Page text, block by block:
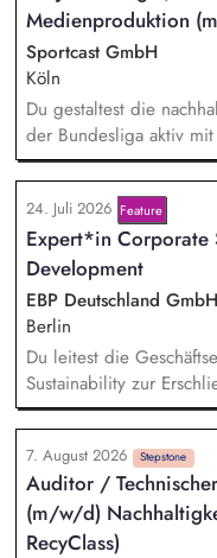
uns auf Messen,
Bildungsbereich und
Deutschland zu
Medienproduktion
Sportcast GmbH
Köln
Du gestaltest die
der Bundesliga aktiv
Reduzierung von
Evaluierung von
Produktionskonzepten
Durchführung einer
USV-Stromversorgung
externer Stakeholder.
24. Juli 2026 Feature
Expert*in Corporate
Development
EBP Deutschland GmbH
Berlin
Du leitest die
Sustainability zur
Entwicklung von
mit einem bestehenden
dieses gemeinsam mit
Zu Deinen Aufgaben
Strategieentwicklung,
sowie Akquisition von
7. August 2026 Stepstone
Auditor /
(m/w/d)
RecyClass)